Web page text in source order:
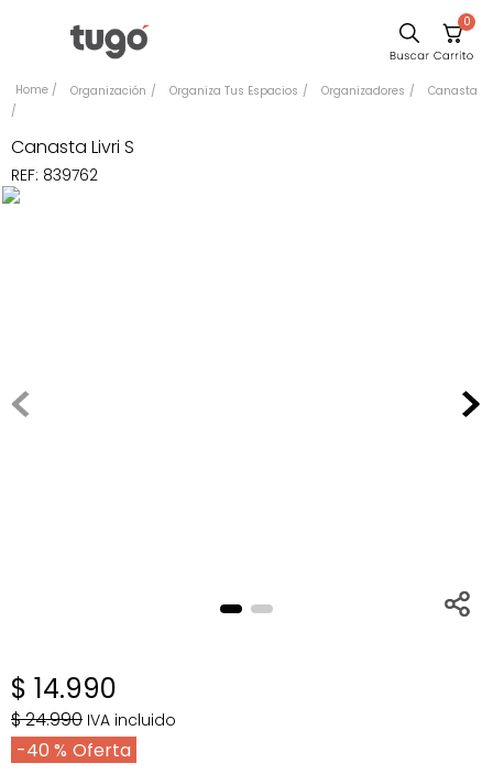
0
Organización Organiza Tus Espacios Organizadores Canasta
Canasta Livri S
REF: 839762
$ 14.990
$24.990 IVA incluido
40 %
Escritorio